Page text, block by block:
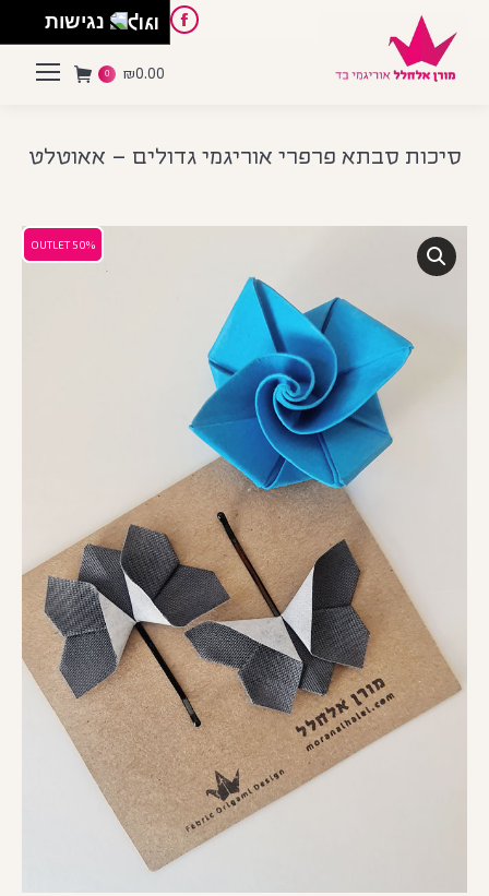
Facebook
Pinterest
Instagram
English
₪0.00
0
סיכות סבתא פרפרי אוריגמי גדולים – אאוטלט
50% OUTLET
50% OUTLET
נגישות